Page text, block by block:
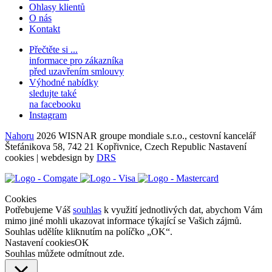
Ohlasy klientů
O nás
Kontakt
Přečtěte si ...
informace pro zákazníka
před uzavřením smlouvy
Výhodné nabídky
sledujte také
na facebooku
Instagram
Nahoru 2026 WISNAR groupe mondiale s.r.o., cestovní kancelář
Štefánikova 58, 742 21 Kopřivnice, Czech Republic Nastavení
cookies | webdesign by DRS
Cookies
Potřebujeme Váš souhlas k využití jednotlivých dat, abychom Vám
mimo jiné mohli ukazovat informace týkající se Vašich zájmů.
Souhlas udělíte kliknutím na políčko „OK“.
Nastavení cookiesOK
Souhlas můžete odmítnout zde.